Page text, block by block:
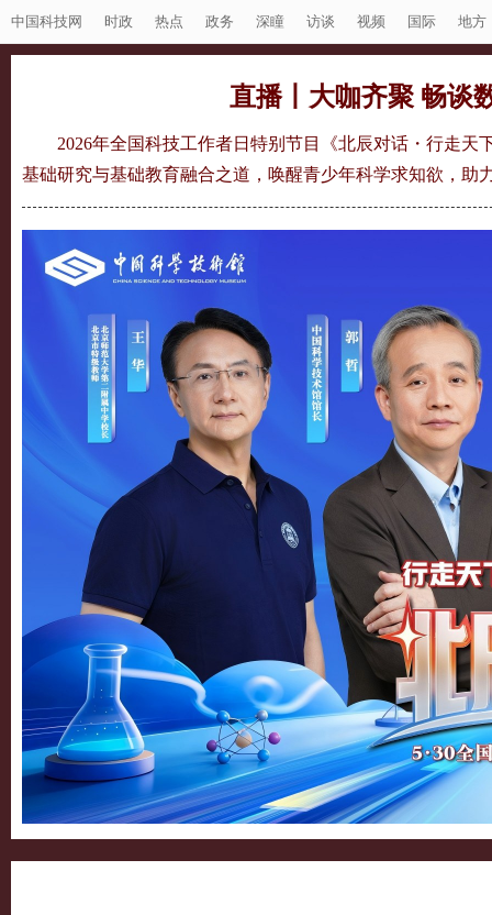
中国科技网 时政 热点 政务 深瞳 访谈 视频 国际 地方
直播丨大咖齐聚 畅谈
2026年全国科技工作者日特别节目《北辰对话・行走
基础研究与基础教育融合之道，唤醒青少年科学求知欲，助